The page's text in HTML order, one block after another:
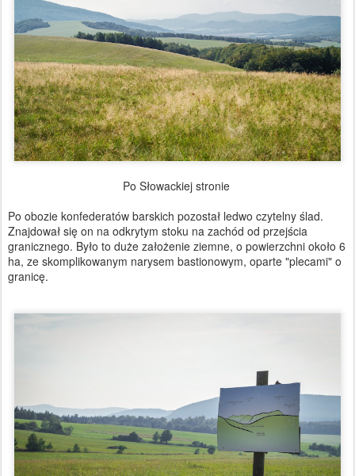
Po Słowackiej stronie
Po obozie konfederatów barskich pozostał ledwo czytelny ślad.
Znajdował się on na odkrytym stoku na zachód od przejścia
granicznego. Było to duże założenie ziemne, o powierzchni około 6
ha, ze skomplikowanym narysem bastionowym, oparte "plecami" o
granicę.